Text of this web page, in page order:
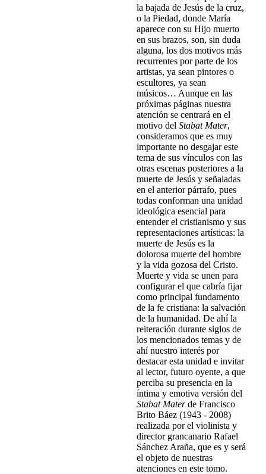
la bajada de Jesús de la cruz,
o la Piedad, donde María
aparece con su Hijo muerto
en sus brazos, son, sin duda
alguna, los dos motivos más
recurrentes por parte de los
artistas, ya sean pintores o
escultores, ya sean
músicos… Aunque en las
próximas páginas nuestra
atención se centrará en el
motivo delStabat Mater,
consideramos que es muy
importante no desgajar este
tema de sus vínculos con las
otras escenas posteriores a la
muerte de Jesús y señaladas
en el anterior párrafo, pues
todas conforman una unidad
ideológica esencial para
entender el cristianismo y sus
representaciones artísticas: la
muerte de Jesús es la
dolorosa muerte del hombre
y la vida gozosa del Cristo.
Muerte y vida se unen para
configurar el que cabría fijar
como principal fundamento
de la fe cristiana: la salvación
de la humanidad. De ahí la
reiteración durante siglos de
los mencionados temas y de
ahí nuestro interés por
destacar esta unidad e invitar
al lector, futuro oyente, a que
perciba su presencia en la
íntima y emotiva versión del
Stabat Materde Francisco
Brito Báez (1943 - 2008)
realizada por el violinista y
director grancanario Rafael
Sánchez Araña, que es y será
el objeto de nuestras
atenciones en este tomo.